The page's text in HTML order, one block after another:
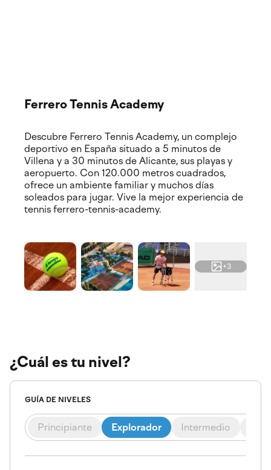
Ferrero Tennis Academy
Descubre Ferrero Tennis Academy, un complejo
deportivo en España situado a 5 minutos de
Villena y a 30 minutos de Alicante, sus playas y
aeropuerto. Con 120.000 metros cuadrados,
ofrece un ambiente familiar y muchos días
soleados para jugar. Vive la mejor experiencia de
tennis ferrero-tennis-academy.
+3
¿Cuál es tu nivel?
GUÍA DE NIVELES
Principiante Explorador Intermedio